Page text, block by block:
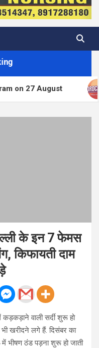
के इन 7 फेमस
किफायती दाम
कड़कड़ाने वाली सर्दी शुरू हो
खरीदने लगे हैं. दिसंबर का
भीषण ठंड पड़ना शुरू हो जाती